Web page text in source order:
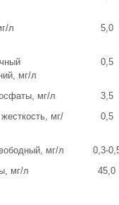
л 5,0
мг/л
0,5
мг/л
3,5
мг/
0,5
мг/л
0,3-
мг/л
45,0